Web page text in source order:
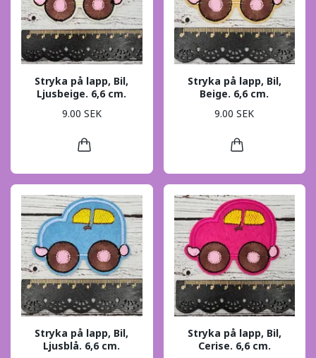
Stryka på lapp, Bil,
Ljusbeige. 6,6 cm.
9.00 SEK
Stryka på lapp, Bil,
Beige. 6,6 cm.
9.00 SEK
Stryka på lapp, Bil,
Ljusblå. 6,6 cm.
Stryka på lapp, Bil,
Cerise. 6,6 cm.